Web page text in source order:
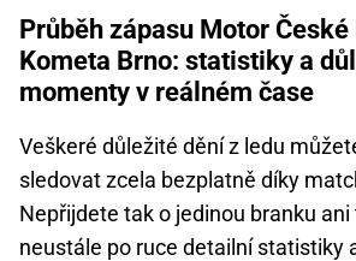
Průběh zápasu Motor
Kometa Brno: statistiky a
momenty v reálném čase
Veškeré důležité dění z ledu
sledovat zcela bezplatně díky
Nepřijdete tak o jedinou branku
neustále po ruce detailní statistiky